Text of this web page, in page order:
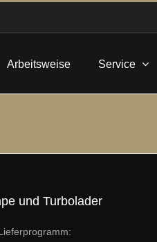
Arbeitsweise Service
und Turbolader